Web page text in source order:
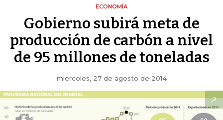
ECONOMÍA
Gobierno subirá meta de
producción de carbón a nivel
de 95 millones de toneladas
miércoles, 27 de agosto de 2014